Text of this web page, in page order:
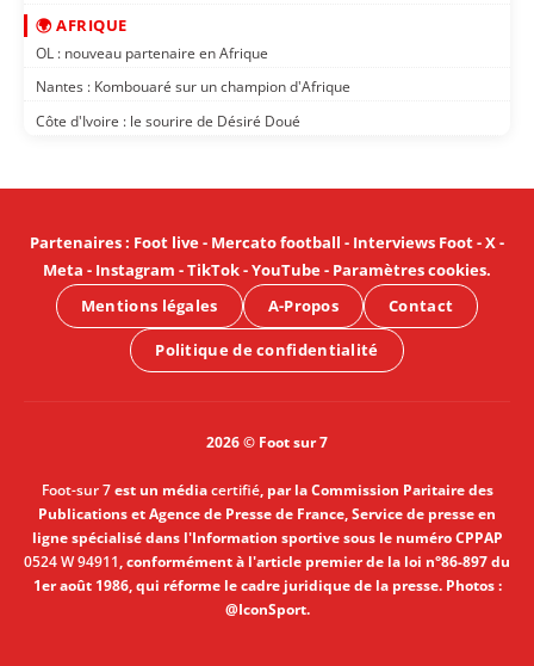
🌍 AFRIQUE
OL : nouveau partenaire en Afrique
Nantes : Kombouaré sur un champion d'Afrique
Côte d'Ivoire : le sourire de Désiré Doué
Partenaires: Foot live- Mercato football - Interviews Foot-X-
Meta - Instagram -TikTok-YouTube- Paramètres cookies.
Mentions légales
A-Propos Contact
Politique de confidentialité
2026 © Foot sur 7
Foot-sur 7est un médiacertifié, par la Commission Paritaire des
Publications et Agence de Presse de France, Service de presse en
ligne spécialisé dans l'Information sportive sous le numéro CPPAP
0524 W 94911, conformément à l'article premier de la loi n°86-897 du
1er août 1986, qui réforme le cadre juridique de la presse. Photos :
@IconSport.